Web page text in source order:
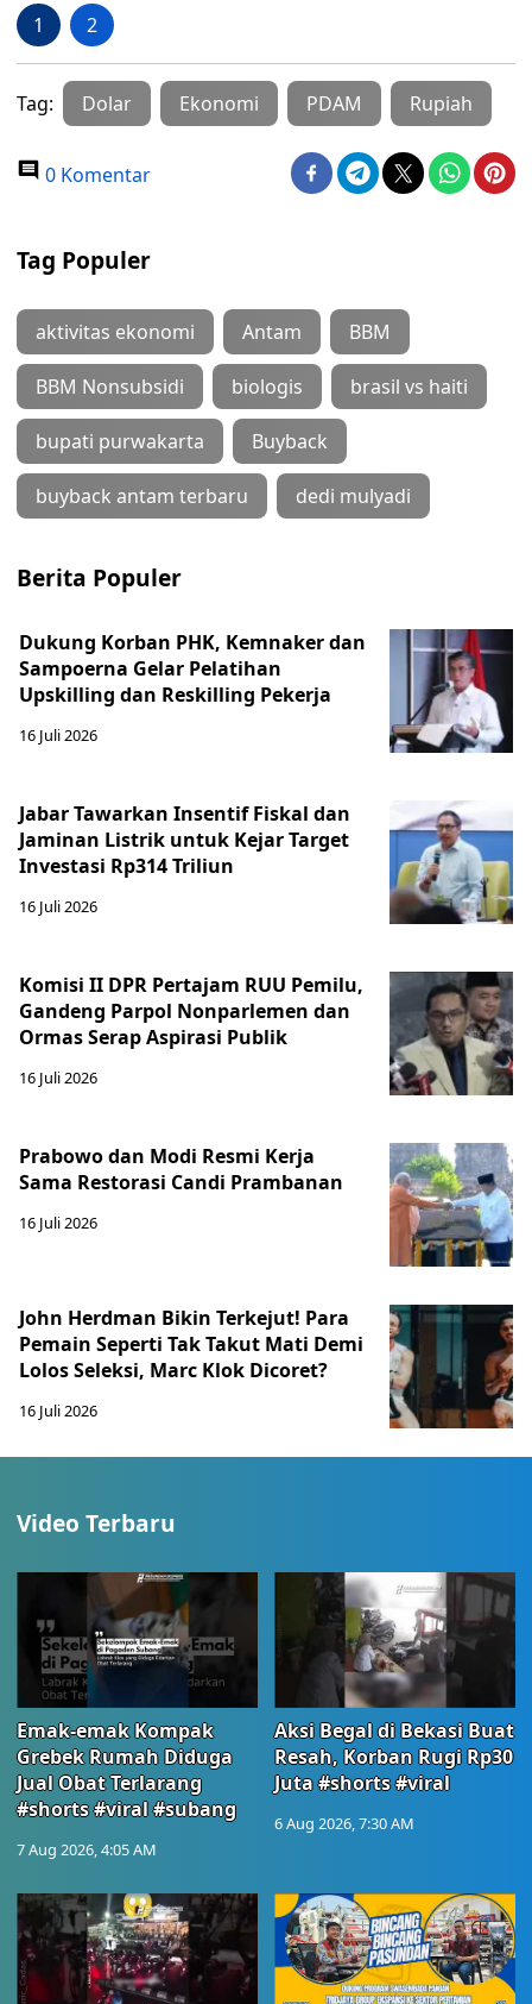
1 2
Tag: Dolar Ekonomi PDAM Rupiah
0 Komentar
Tag Populer
aktivitas ekonomi Antam BBM
BBM Nonsubsidi biologis brasil vs haiti
bupati purwakarta Buyback
buyback antam terbaru dedi mulyadi
Berita Populer
Dukung Korban PHK, Kemnaker dan
Sampoerna Gelar Pelatihan
Upskilling dan Reskilling Pekerja
16 Juli 2026
Jabar Tawarkan Insentif Fiskal dan
Jaminan Listrik untuk Kejar Target
Investasi Rp314 Triliun
16 Juli 2026
Komisi II DPR Pertajam RUU Pemilu,
Gandeng Parpol Nonparlemen dan
Ormas Serap Aspirasi Publik
16 Juli 2026
Prabowo dan Modi Resmi Kerja
Sama Restorasi Candi Prambanan
16 Juli 2026
John Herdman Bikin Terkejut! Para
Pemain Seperti Tak Takut Mati Demi
Lolos Seleksi, Marc Klok Dicoret?
16 Juli 2026
Video Terbaru
Emak-emak Kompak
Grebek Rumah Diduga
Jual Obat Terlarang
#shorts #viral #subang
7 Aug 2026, 4:05 AM
Aksi Begal di Bekasi Buat
Resah, Korban Rugi Rp30
Juta #shorts #viral
6 Aug 2026, 7:30 AM